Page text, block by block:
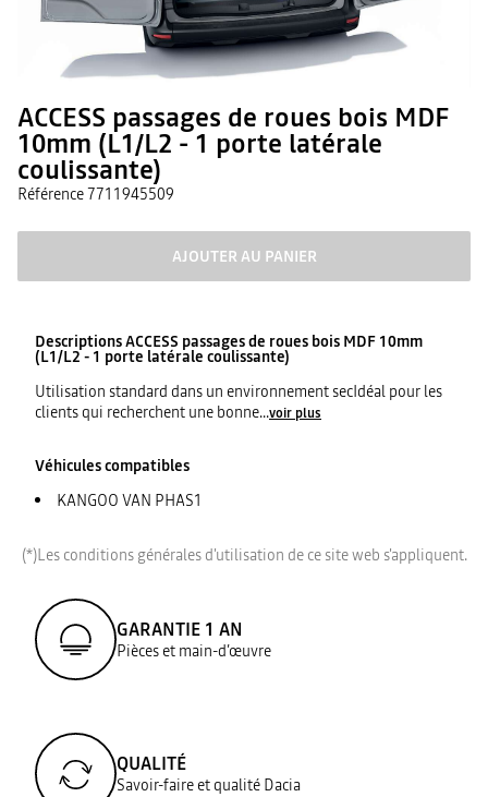
ACCESS passages de roues bois MDF
10mm (L1/L2 - 1 porte latérale
coulissante)
Référence7711945509
AJOUTER AU PANIER
DescriptionsACCESS passages de roues bois MDF 10mm
(L1/L2 - 1 porte latérale coulissante)
Utilisation standard dans un environnement secIdéal pour les
clients qui recherchent une bonne...voir plus
Véhicules compatibles
KANGOO VAN PHAS1
(*)Les conditions générales d'utilisation de ce site web s'appliquent.
GARANTIE 1 AN
Pièces et main-d’œuvre
QUALITÉ
Savoir-faire et qualité Dacia